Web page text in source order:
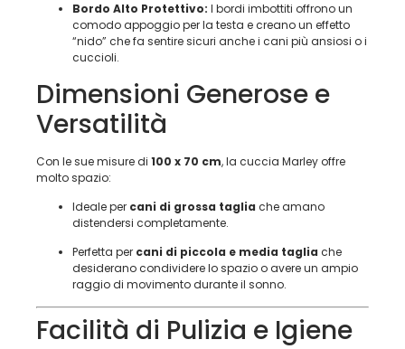
Bordo Alto Protettivo: I bordi imbottiti offrono un
comodo appoggio per la testa e creano un effetto
“nido” che fa sentire sicuri anche i cani più ansiosi o i
cuccioli.
Dimensioni Generose e
Versatilità
Con le sue misure di 100 x 70 cm, la cuccia Marley offre
molto spazio:
Ideale per cani di grossa taglia che amano
distendersi completamente.
Perfetta per cani di piccola e media taglia che
desiderano condividere lo spazio o avere un ampio
raggio di movimento durante il sonno.
Facilità di Pulizia e Igiene